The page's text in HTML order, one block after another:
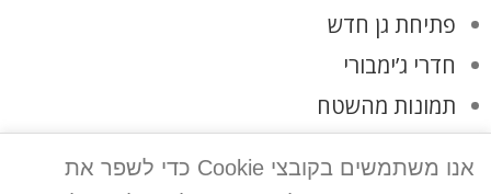
פתיחת גן חדש
חדרי ג’ימבורי
תמונות מהשטח
אנו משתמשים בקובצי Cookie כדי לשפר את